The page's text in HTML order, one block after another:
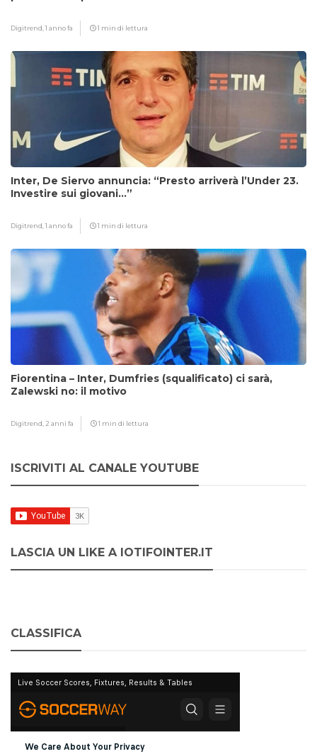
Digitrend,1 anno fa 1 min di lettura
Inter, De Siervo annuncia: “Presto arriverà l’Under 23.
Investire sui giovani…”
Digitrend,1 anno fa 1 min di lettura
Fiorentina – Inter, Dumfries (squalificato) ci sarà,
Zalewski no: il motivo
Digitrend, 2 anni fa 1 min di lettura
ISCRIVITI AL CANALE YOUTUBE
LASCIA UN LIKE A IOTIFOINTER.IT
CLASSIFICA